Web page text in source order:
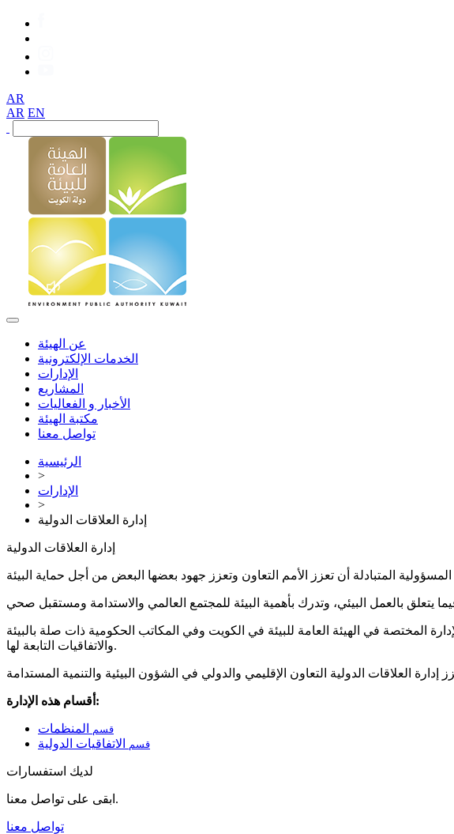
AR
AR EN
عن الهيئة
الخدمات الإلكترونية
الإدارات
المشاريع
الأخبار و الفعاليات
مكتبة الهيئة
تواصل معنا
الرئيسية
>
الإدارات
>
إدارة العلاقات الدولية
إدارة العلاقات الدولية
المختصة في الهيئة العامة للبيئة في الكويت وفي المكاتب الحكومية ذات صلة بالبيئة
والاتفاقيات التابعة لها.
أقسام هذه الإدارة:
قسم المنظمات
قسم الاتفاقيات الدولية
لديك استفسارات
ابقى على تواصل معنا.
تواصل معنا